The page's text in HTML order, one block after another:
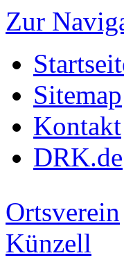
Zur
Sitemap
Kontakt
DRK.de
Ortsverein
Künzell